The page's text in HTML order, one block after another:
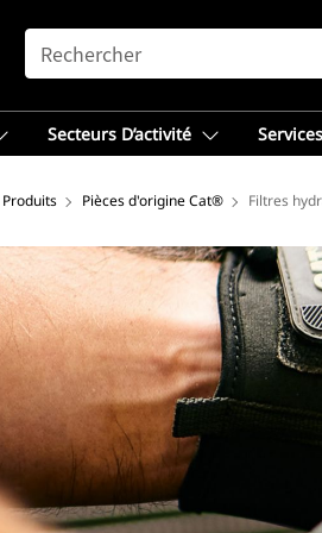
SEARCH
Secteurs D’activité
Produits Pièces d'origine Cat® Filtres